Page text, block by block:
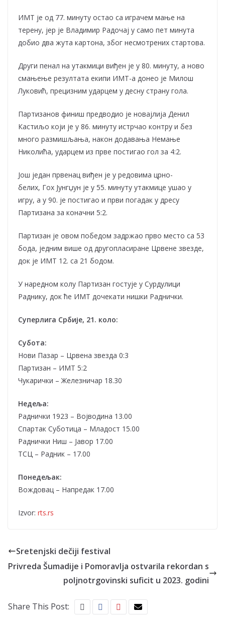
ИМТ је од 77. минуту остао са играчем мање на
терену, јер је Владимир Радочај у само пет минута
добио два жута картона, због несмотрених стартова.
Други пенал на утакмици виђен је у 80. минуту, а ново
смањење резултата екипи ИМТ-а донео је Милош
Луковић, прецизним ударцем у десну страну гола.
Партизанов финиш предводио је новајлија Денил
Кастиљо који је у 86. минуту истрчао контру и без
много размишљања, након додавања Немање
Николића, ударцем из прве постигао гол за 4:2.
Још један првенац виђен је у редовима црно-
белих, Гох Јунгџун је у 55. минуту утакмице ушао у
игру, а у 90. је постигао и први погадак у дресу
Партизана за коначни 5:2.
Партизан је овом победом задржао прво место са 53
бода, једним више од другопласиране Црвене звезде,
док је ИМТ 12. са 21 бодом.
У наредном колу Партизан гостује у Сурдулици
Раднику, док ће ИМТ дочекати нишки Раднички.
Суперлига Србије, 21. коло:
Субота:
Нови Пазар – Црвена звезда 0:3
Партизан – ИМТ 5:2
Чукарички – Железничар 18.30
Недеља:
Раднички 1923 – Војводина 13.00
Спартак Суботица – Младост 15.00
Раднички Ниш – Јавор 17.00
ТСЦ – Радник – 17.00
Понедељак:
Вождовац – Напредак 17.00
Izvor: rts.rs
Sretenjski dečiji festival
Privreda Šumadije i Pomoravlja ostvarila rekordan s
poljnotrgovinski suficit u 2023. godini
Share This Post: